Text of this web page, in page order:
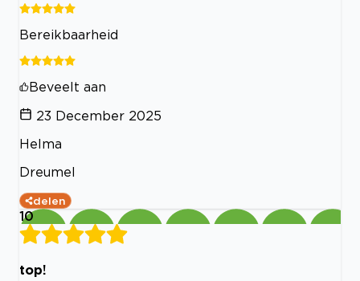
Bereikbaarheid
Beveelt aan
23 December 2025
Helma
Dreumel
delen
10
top!